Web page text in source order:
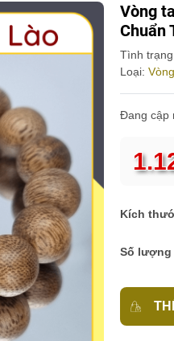
Vòng
Chuẩn
Tình
Loại:
Đang cập
Kích
Số lượng